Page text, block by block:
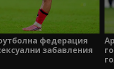
федерация
забавления